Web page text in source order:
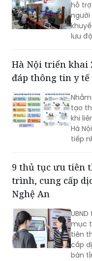
hỗ
người
lưu
Hà Nội triển khai
đáp thông tin y tế
tạo
khi
Hà
tiếp
9 thủ tục ưu tiên
trình, cung cấp
Nghệ An
mục
tiên
cấp
bàn